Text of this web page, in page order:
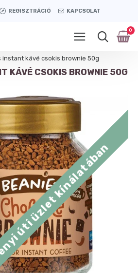
REGISZTRÁCIÓ KAPCSOLAT
0
instant kávé csokis brownie 50g
KÁVÉ CSOKIS BROWNIE 50G
üzlet kínálatában